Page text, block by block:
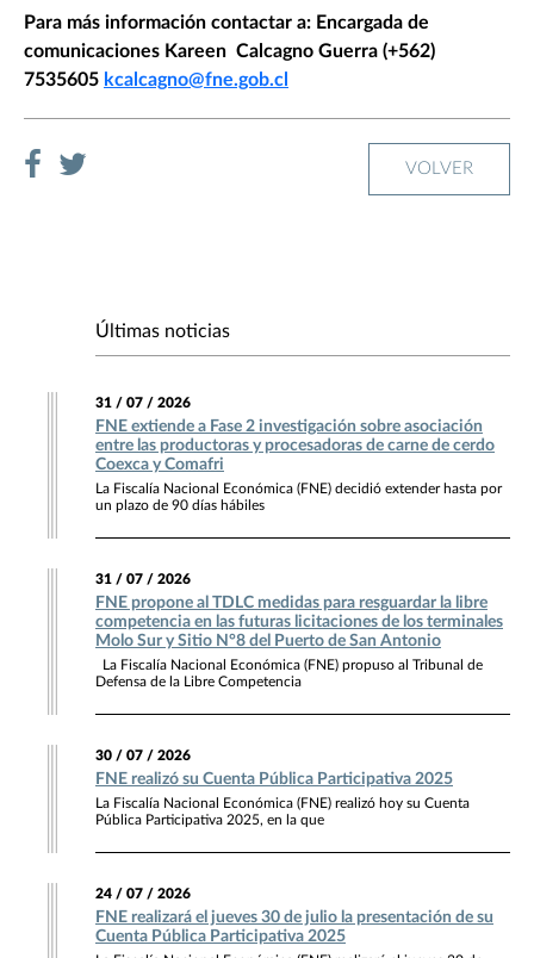
Para más información contactar a: Encargada de
comunicaciones Kareen Calcagno Guerra (+562)
7535605 kcalcagno@fne.gob.cl
VOLVER
Últimas noticias
31 / 07 / 2026
FNE extiende a Fase 2 investigación sobre asociación
entre las productoras y procesadoras de carne de cerdo
Coexca y Comafri
La Fiscalía Nacional Económica (FNE) decidió extender hasta por
un plazo de 90 días hábiles
31 / 07 / 2026
FNE propone al TDLC medidas para resguardar la libre
competencia en las futuras licitaciones de los terminales
Molo Sur y Sitio N°8 del Puerto de San Antonio
La Fiscalía Nacional Económica (FNE) propuso al Tribunal de
Defensa de la Libre Competencia
30 / 07 / 2026
FNE realizó su Cuenta Pública Participativa 2025
La Fiscalía Nacional Económica (FNE) realizó hoy su Cuenta
Pública Participativa 2025, en la que
24 / 07 / 2026
FNE realizará el jueves 30 de julio la presentación de su
Cuenta Pública Participativa 2025